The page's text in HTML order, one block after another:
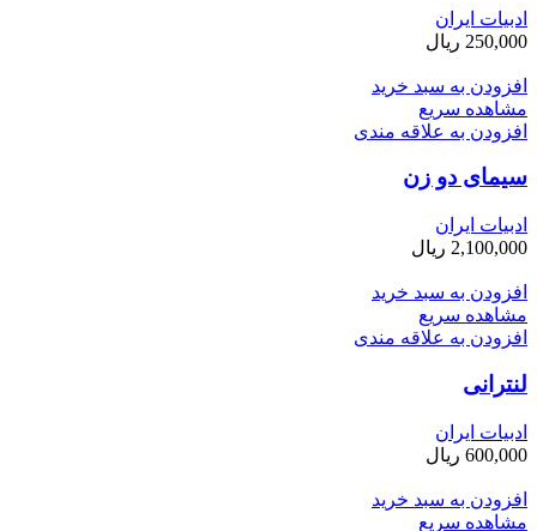
ادبیات ایران
250,000 ریال
افزودن به سبد خرید
مشاهده سریع
افزودن به علاقه مندی
سیمای دو زن
ادبیات ایران
2,100,000 ریال
افزودن به سبد خرید
مشاهده سریع
افزودن به علاقه مندی
لنترانی
ادبیات ایران
600,000 ریال
افزودن به سبد خرید
مشاهده سریع